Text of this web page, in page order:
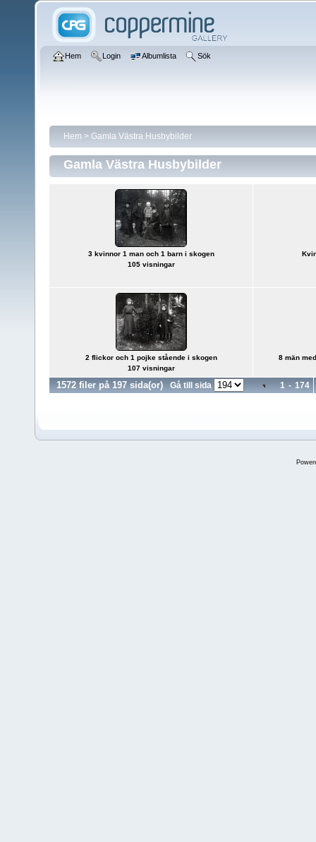
Hem Login Albumlista Sök
Hem > Gamla Västra Husbybilder
Gamla Västra Husbybilder
3 kvinnor 1 man och 1 barn i skogen
105 visningar
2 flickor och 1 pojke stående i skogen
107 visningar
8 män
1572 filer på 197 sida(or) Gå till sida 1 - 174